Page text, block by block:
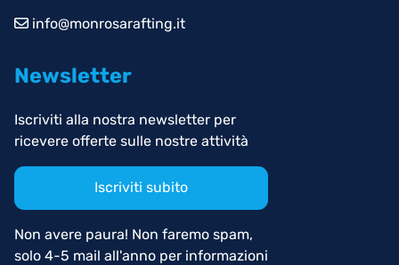
info@monrosarafting.it
Newsletter
Iscriviti alla nostra newsletter per
ricevere offerte sulle nostre attività
Iscriviti subito
Non avere paura! Non faremo spam,
solo 4-5 mail all'anno per informazioni